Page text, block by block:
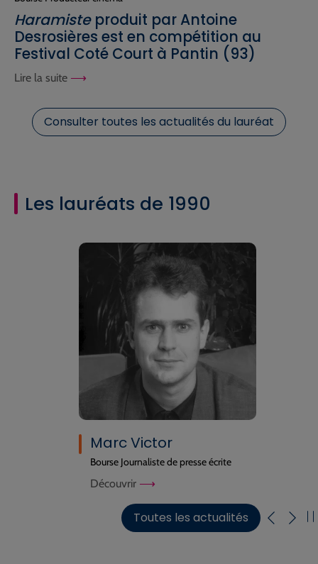
Haramisteproduit par Antoine
Desrosières est en compétition au
Festival Coté Court à Pantin (93)
Lire la suite
Consulter toutes les actualités du lauréat
Les lauréats de 1990
Marc Victor
Bourse Journaliste de presse écrite
Découvrir
Toutes les actualités